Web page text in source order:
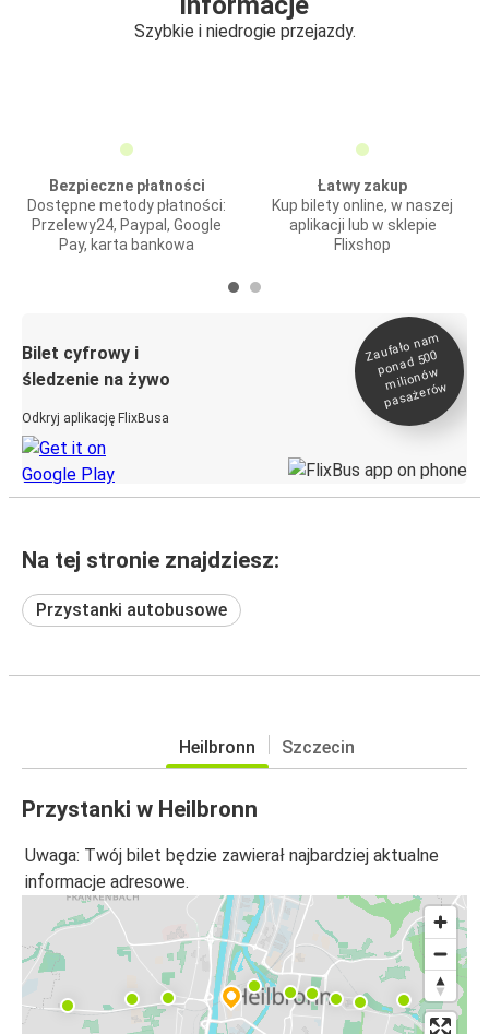
Szybkie i niedrogie przejazdy.
Bezpieczne płatności
Dostępne metody płatności:
Przelewy24, Paypal, Google
Pay, karta bankowa
Łatwy zakup
Kup bilety online, w naszej
aplikacji lub w sklepie
Flixshop
Bilet cyfrowy i
śledzenie na żywo
Odkryj aplikację FlixBusa
Zaufało na
m
ponad 500
milionó
w
pasażeró
w
Na tej stronie znajdziesz:
Przystanki autobusowe
Heilbronn Szczecin
Przystanki w Heilbronn
Uwaga: Twój bilet będzie zawierał najbardziej aktualne
informacje adresowe.